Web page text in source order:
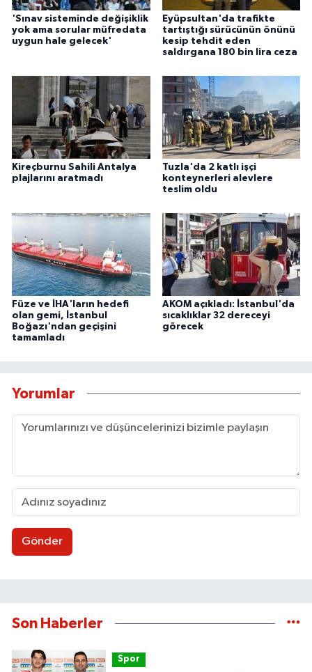
'Sınav sisteminde değişiklik
yok ama sorular müfredata
uygun hale gelecek'
Eyüpsultan'da trafikte
tartıştığı sürücünün önünü
kesip tehdit eden
saldırgana 180 bin lira ceza
Kireçburnu Sahili Antalya
plajlarını aratmadı
Tuzla'da 2 katlı işçi
konteynerleri alevlere
teslim oldu
Füze ve İHA'ların hedefi
olan gemi, İstanbul
Boğazı'ndan geçişini
tamamladı
AKOM açıkladı: İstanbul'da
sıcaklıklar 32 dereceyi
görecek
Yorumlar
Gönder
Son Haberler
Spor